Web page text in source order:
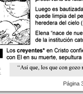
Página